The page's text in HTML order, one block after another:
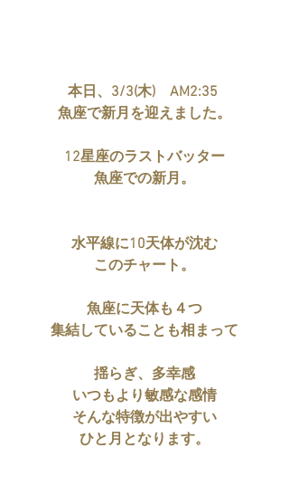
本日、3/3(木)　AM2:35
魚座で新月を迎えました。
12星座のラストバッター
魚座での新月。
水平線に10天体が沈む
このチャート。
魚座に天体も４つ
集結していることも相まって
揺らぎ、多幸感
いつもより敏感な感情
そんな特徴が出やすい
ひと月となります。